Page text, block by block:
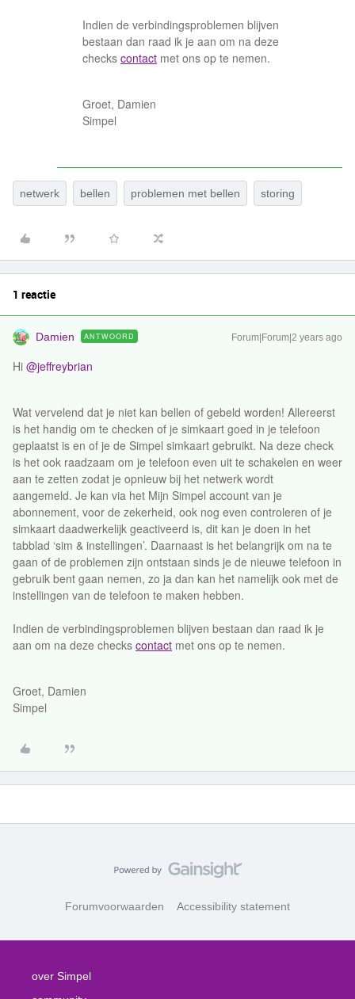
Indien de verbindingsproblemen blijven
bestaan dan raad ik je aan om na deze
checks contact met ons op te nemen.
Groet, Damien
Simpel
netwerk bellen problemen met bellen storing
1 reactie
Damien ANTWOORD Forum|Forum|2 years ago
Hi @jeffreybrian
Wat vervelend dat je niet kan bellen of gebeld worden! Allereerst
is het handig om te checken of je simkaart goed in je telefoon
geplaatst is en of je de Simpel simkaart gebruikt. Na deze check
is het ook raadzaam om je telefoon even uit te schakelen en weer
aan te zetten zodat je opnieuw bij het netwerk wordt
aangemeld. Je kan via het Mijn Simpel account van je
abonnement, voor de zekerheid, ook nog even controleren of je
simkaart daadwerkelijk geactiveerd is, dit kan je doen in het
tabblad ‘sim & instellingen’. Daarnaast is het belangrijk om na te
gaan of de problemen zijn ontstaan sinds je de nieuwe telefoon in
gebruik bent gaan nemen, zo ja dan kan het namelijk ook met de
instellingen van de telefoon te maken hebben.
Indien de verbindingsproblemen blijven bestaan dan raad ik je
aan om na deze checks contact met ons op te nemen.
Groet, Damien
Simpel
Forumvoorwaarden Accessibility statement
over Simpel